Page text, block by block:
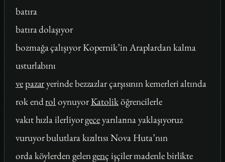
batıra
batıra dolaşıyor
bozmağa çalışıyor Kopernik’in Araplardan kalma
usturlabını
vepazaryerinde bezzazlar çarşısının kemerleri altında
rok endrol oynuyorKatoliköğrencilerle
vakıt hızla ilerliyorgeceyarılarına yaklaşıyoruz
vuruyor bulutlara kızıltısı Nova Huta’nın
orda köylerden gelengenç işçiler madenle birlikte